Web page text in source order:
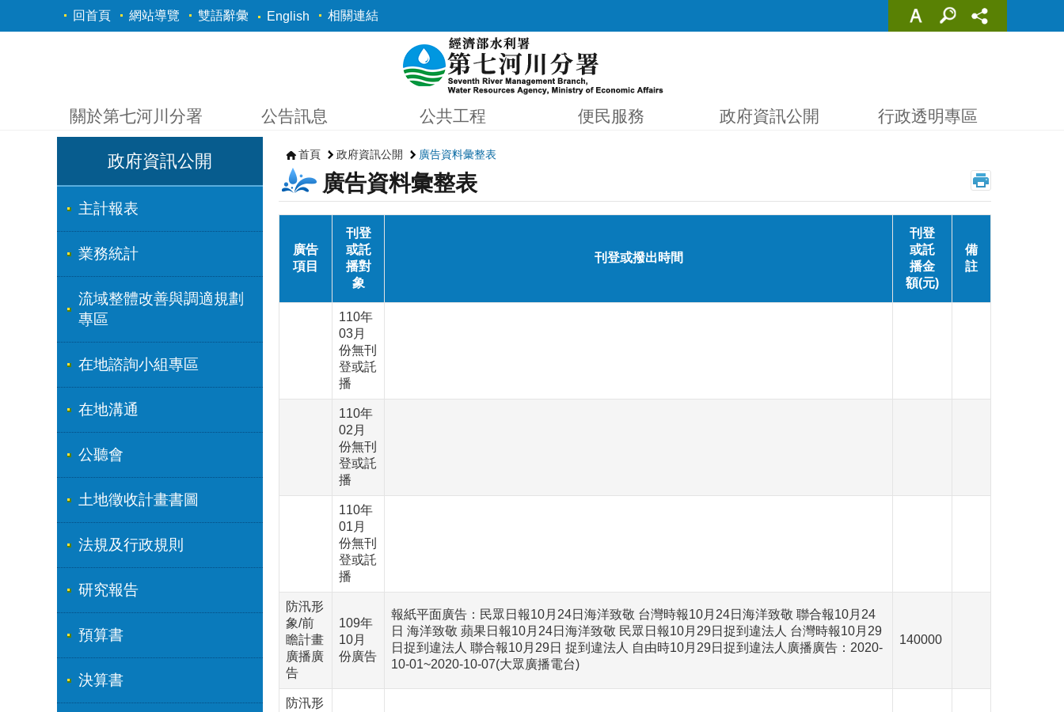
跳到主要內容區塊
回首頁 網站導覽 雙語辭彙 English 相關連結
關於第七河川分署 公告訊息 公共工程 便民服務 政府資訊公開 行政透明專區
政府資訊公開
主計報表
業務統計
流域整體改善與調適規劃
專區
在地諮詢小組專區
在地溝通
公聽會
土地徵收計畫書圖
法規及行政規則
研究報告
預算書
決算書
首頁 政府資訊公開 廣告資料彙整表
廣告資料彙整表
廣告
項目
刊登
或託
播對
象
刊登或撥出時間
刊登
或託
播金
額(元)
備
註
110年
03月
份無刊
登或託
播
110年
02月
份無刊
登或託
播
110年
01月
份無刊
登或託
播
防汛形
象/前
瞻計畫
廣播廣
告
109年
10月
份廣告
報紙平面廣告：民眾日報10月24日海洋致敬 台灣時報10月24日海洋致敬 聯合報10月24
日 海洋致敬 蘋果日報10月24日海洋致敬 民眾日報10月29日捉到違法人 台灣時報10月29
日捉到違法人 聯合報10月29日 捉到違法人 自由時10月29日捉到違法人廣播廣告：2020-
10-01~2020-10-07(大眾廣播電台)
140000
防汛形